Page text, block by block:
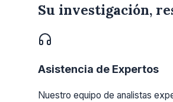
Su investigación,
Asistencia de Expertos
Nuestro equipo de analistas